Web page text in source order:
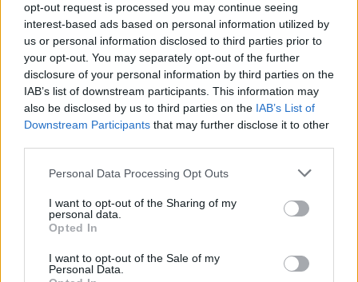
opt-out request is processed you may continue seeing
interest-based ads based on personal information utilized by
us or personal information disclosed to third parties prior to
your opt-out. You may separately opt-out of the further
disclosure of your personal information by third parties on the
IAB’s list of downstream participants. This information may
also be disclosed by us to third parties on the IAB’s List of
Downstream Participants that may further disclose it to other
Personal Data Processing Opt Outs
I want to opt-out of the Sharing of my
personal data.
Opted In
I want to opt-out of the Sale of my
Personal Data.
vetturein essere fino allo scorso anno: uno strumento che ha
dimostrato nei fatti di aiutare l’ambiente, anche rinnovando il parco
circolante.
Condividi questo articolo:
E-mail LinkedIn Facebook X
Vuoi ricevere gli aggiornamenti delle news di TecnoGazzetta?
Inserisci nome ed indirizzo E-Mail: